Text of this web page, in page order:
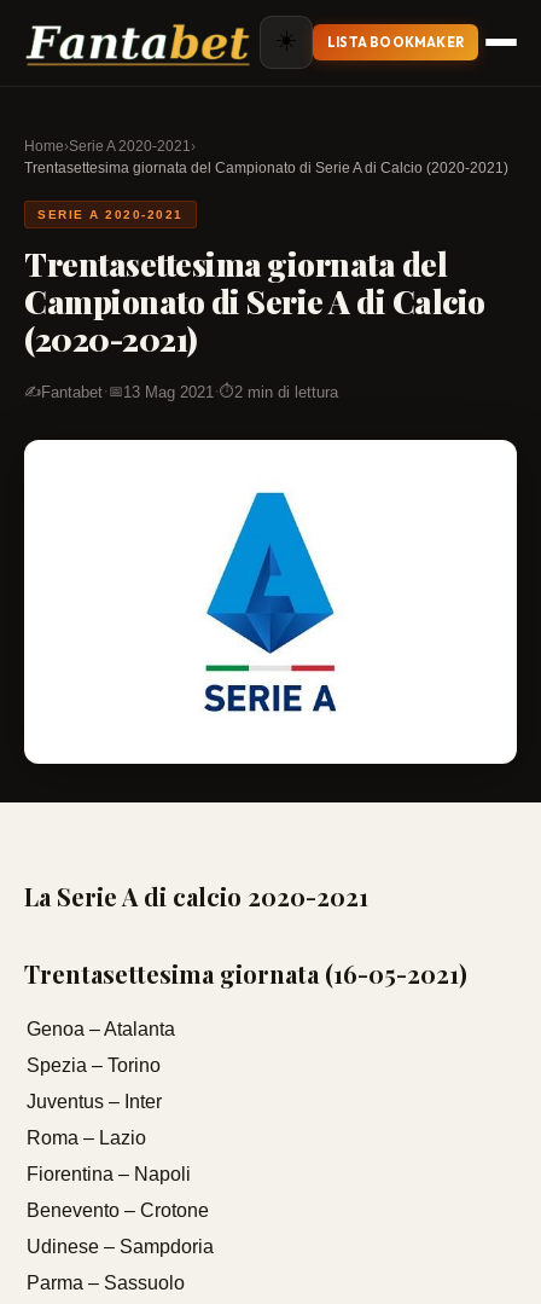
☀️ LISTA BOOKMAKER
Home›Serie A 2020-2021›
Trentasettesima giornata del Campionato di Serie A di Calcio (2020-2021)
SERIE A 2020-2021
Trentasettesima giornata del
Campionato di Serie A di Calcio
(2020-2021)
✍️Fantabet· 📅13 Mag 2021 ·⏱️2 min di lettura
La Serie A di calcio 2020-2021
Trentasettesima giornata (16-05-2021)
Genoa – Atalanta
Spezia – Torino
Juventus – Inter
Roma – Lazio
Fiorentina – Napoli
Benevento – Crotone
Udinese – Sampdoria
Parma – Sassuolo